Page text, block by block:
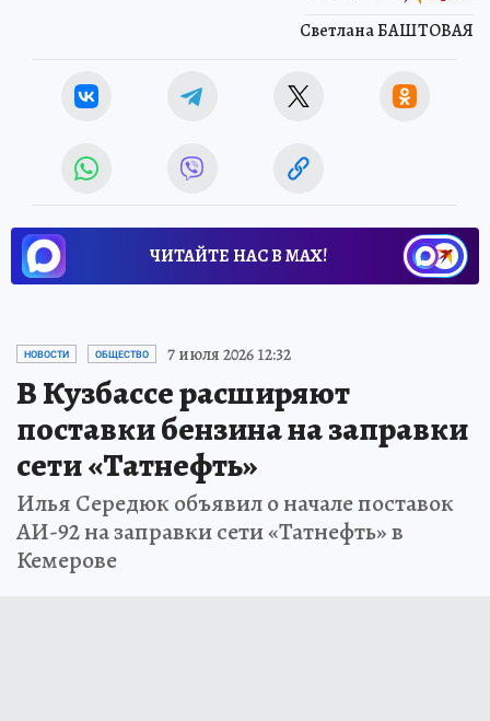
Светлана БАШТОВАЯ
ЧИТАЙТЕ НАС В МАХ!
НОВОСТИ ОБЩЕСТВО 7 июля 2026 12:32
В Кузбассе расширяют
поставки бензина на заправки
сети «Татнефть»
Илья Середюк объявил о начале поставок
АИ-92 на заправки сети «Татнефть» в
Кемерове